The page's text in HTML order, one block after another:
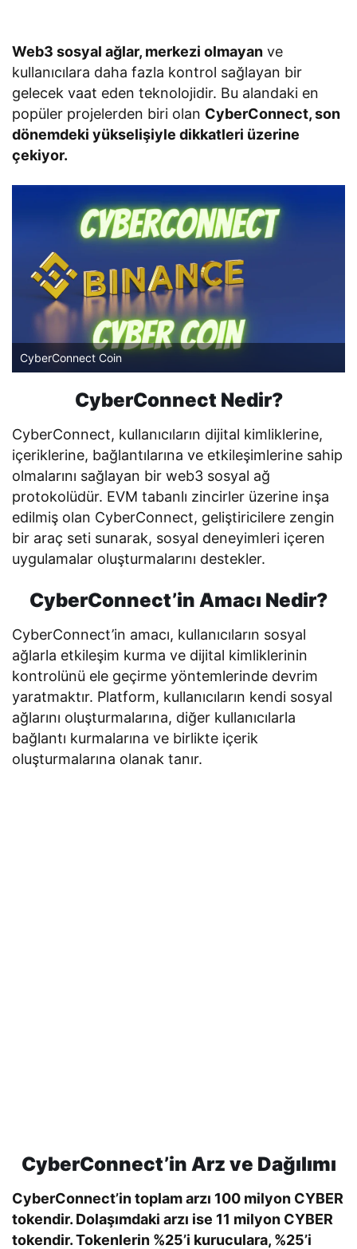
Web3 sosyal ağlar, merkezi olmayan ve
kullanıcılara daha fazla kontrol sağlayan bir
gelecek vaat eden teknolojidir. Bu alandaki en
popüler projelerden biri olan CyberConnect, son
dönemdeki yükselişiyle dikkatleri üzerine
çekiyor.
CyberConnect Coin
CyberConnect Nedir?
CyberConnect, kullanıcıların dijital kimliklerine,
içeriklerine, bağlantılarına ve etkileşimlerine sahip
olmalarını sağlayan bir web3 sosyal ağ
protokolüdür. EVM tabanlı zincirler üzerine inşa
edilmiş olan CyberConnect, geliştiricilere zengin
bir araç seti sunarak, sosyal deneyimleri içeren
uygulamalar oluşturmalarını destekler.
CyberConnect’in Amacı Nedir?
CyberConnect’in amacı, kullanıcıların sosyal
ağlarla etkileşim kurma ve dijital kimliklerinin
kontrolünü ele geçirme yöntemlerinde devrim
yaratmaktır. Platform, kullanıcıların kendi sosyal
ağlarını oluşturmalarına, diğer kullanıcılarla
bağlantı kurmalarına ve birlikte içerik
oluşturmalarına olanak tanır.
CyberConnect’in Arz ve Dağılımı
CyberConnect’in toplam arzı 100 milyon CYBER
tokendir. Dolaşımdaki arzı ise 11 milyon CYBER
tokendir. Tokenlerin %25’i kuruculara, %25’i